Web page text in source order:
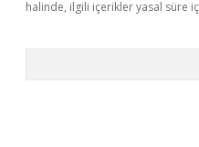
halinde, ilgili içerikler yasal süre